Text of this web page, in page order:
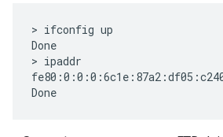
> ifconfig up
Done
> ipaddr